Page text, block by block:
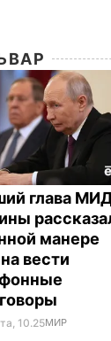
глава
манере
вести
10.25МИР